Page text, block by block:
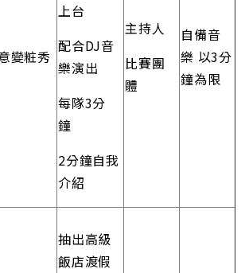
變粧秀
上台
配合DJ音
樂演出
每隊3分
鐘
2分鐘自我
介紹
主持人
比賽團
體
自備音
樂 以3分
鐘為限
抽出高級
飯店渡假